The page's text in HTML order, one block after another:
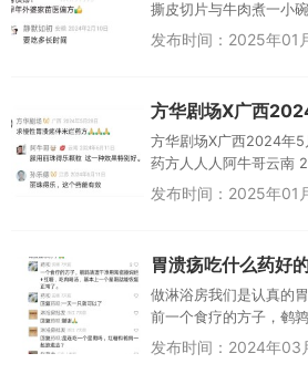
撕皮切片与牛肉煮一小
胃溃疡！早年外婆家苗
发布时间：2025年01
方华剧场X广西2024年
药方人人人阿牛哥云南
乐颗粒 这一种效果特别
发布时间：2025年01
胃溃疡吃什么药好
做淋浴房我们是认真的
前一个食疗的方子，鹌
红糖，吃肉喝汤，基本
发布时间：2024年03